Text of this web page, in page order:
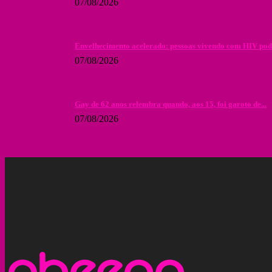
07/08/2026
Envelhecimento acelerado: pessoas vivendo com HIV
07/08/2026
Gay de 62 anos relembra quando, aos 15, foi garoto de...
07/08/2026